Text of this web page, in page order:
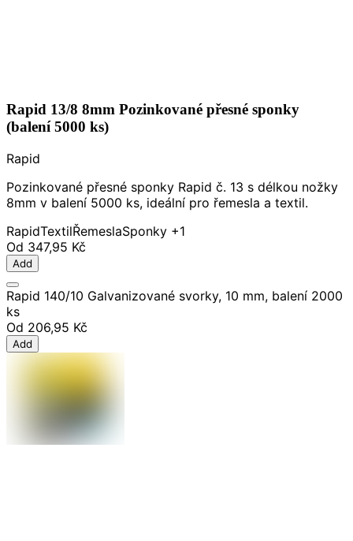
Rapid 13/8 8mm Pozinkované přesné sponky
(balení 5000 ks)
Rapid
Pozinkované přesné sponky Rapid č. 13 s délkou nožky
8mm v balení 5000 ks, ideální pro řemesla a textil.
RapidTextilŘemeslaSponky +1
Od 347,95 Kč
Add
Rapid 140/10 Galvanizované svorky, 10 mm, balení 2000
ks
Od 206,95 Kč
Add